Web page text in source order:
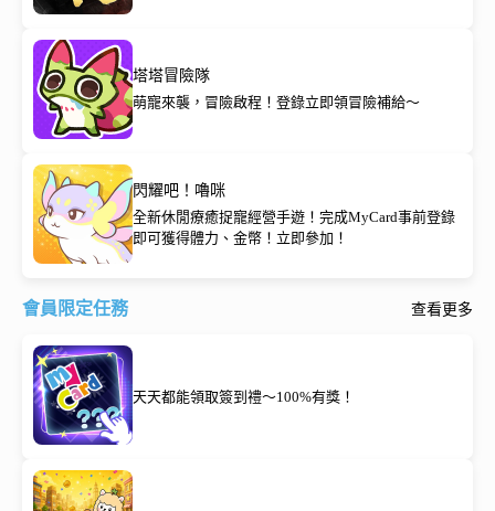
塔塔冒險隊
萌寵來襲，冒險啟程！登錄立即領冒險補給～
閃耀吧！嚕咪
全新休閒療癒捉寵經營手遊！完成MyCard事前登錄
即可獲得體力、金幣！立即參加！
會員限定任務 查看更多
天天都能領取簽到禮～100%有獎！